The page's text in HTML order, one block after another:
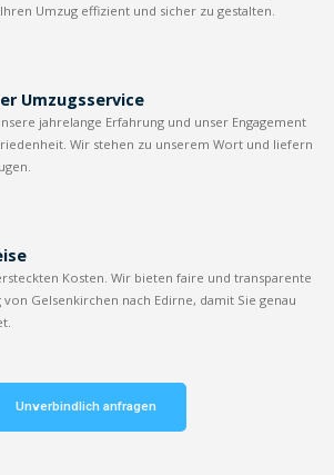
Umzug effizient und sicher zu gestalten.
Umzugsservice
jahrelange Erfahrung und unser Engagement
Wir stehen zu unserem Wort und liefern
Kosten. Wir bieten faire und transparente
Gelsenkirchen nach Edirne, damit Sie genau
Unverbindlich anfragen